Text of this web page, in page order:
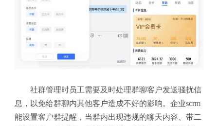
社群管理时员工需要及时处理群聊客户发送骚扰信
息，以免给群聊内其他客户造成不好的影响。企业scrm
能设置客户群提醒，当群内出现违规的聊天内容、带二